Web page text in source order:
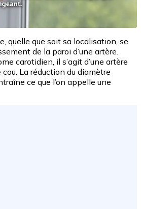
quelle que soit sa localisation, se
de la paroi d’une artère.
carotidien, il s’agit d’une artère
La réduction du diamètre
ce que l’on appelle une